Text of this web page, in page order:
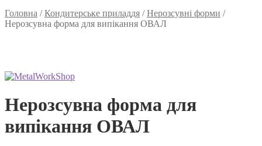
Головна /Кондитерське приладдя /Нерозсувні форми /
Нерозсувна форма для випікання ОВАЛ
Нерозсувна форма для
випікання ОВАЛ